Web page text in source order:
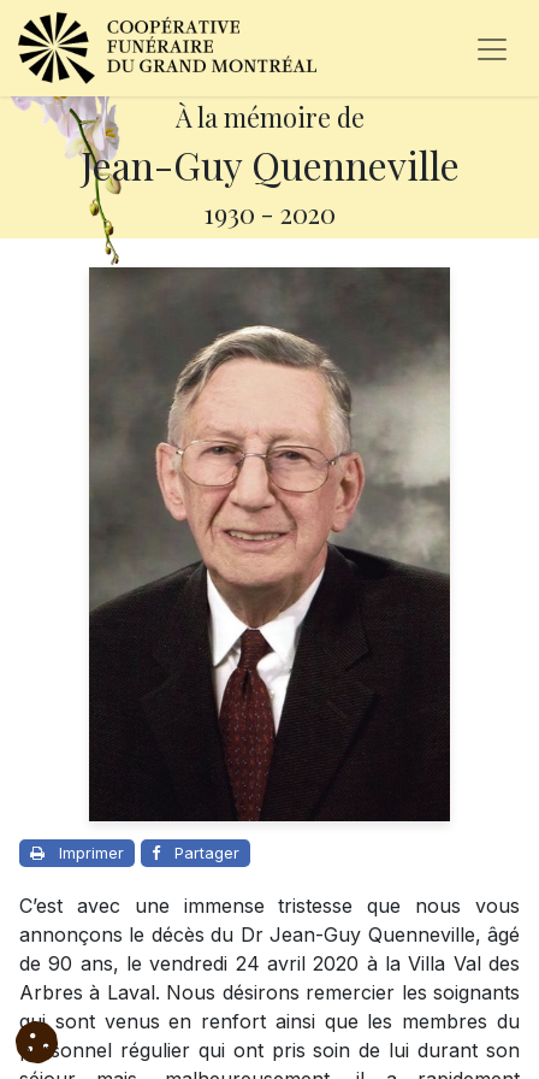
À la mémoire de
Jean-Guy Quenneville
1930 - 2020
Imprimer Partager
C’est avec une immense tristesse que nous vous
annonçons le décès du Dr Jean-Guy Quenneville, âgé
de 90 ans, le vendredi 24 avril 2020 à la Villa Val des
Arbres à Laval. Nous désirons remercier les soignants
qui sont venus en renfort ainsi que les membres du
personnel régulier qui ont pris soin de lui durant son